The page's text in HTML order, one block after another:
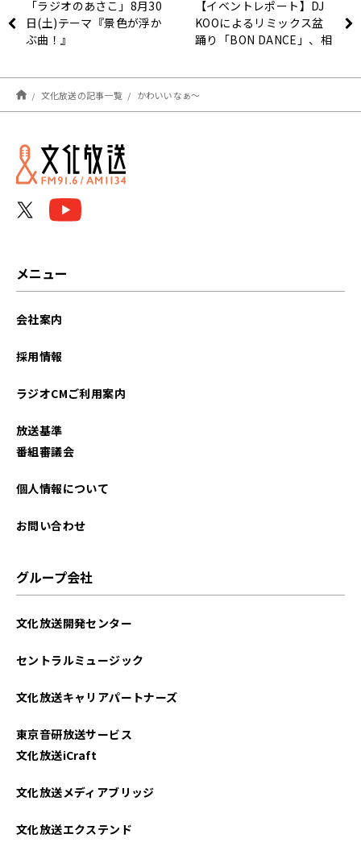
「ラジオのあさこ」8月30
日(土)テーマ『景色が浮か
ぶ曲！』
【イベントレポート】DJ
KOOによるリミックス盆
踊り「BON DANCE」、相
シャルステージ大盛況！
祭り」
文化放送の記事一覧 かわいいなぁ～
メニュー
会社案内
採用情報
ラジオCMご利用案内
放送基準
番組審議会
個人情報について
お問い合わせ
グループ会社
文化放送開発センター
セントラルミュージック
文化放送キャリアパートナーズ
東京音研放送サービス
文化放送iCraft
文化放送メディアブリッジ
文化放送エクステンド